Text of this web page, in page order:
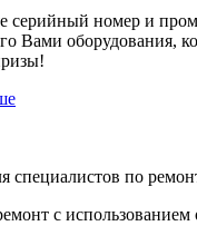
серийный номер и
Вами оборудования,
специалистов по
с